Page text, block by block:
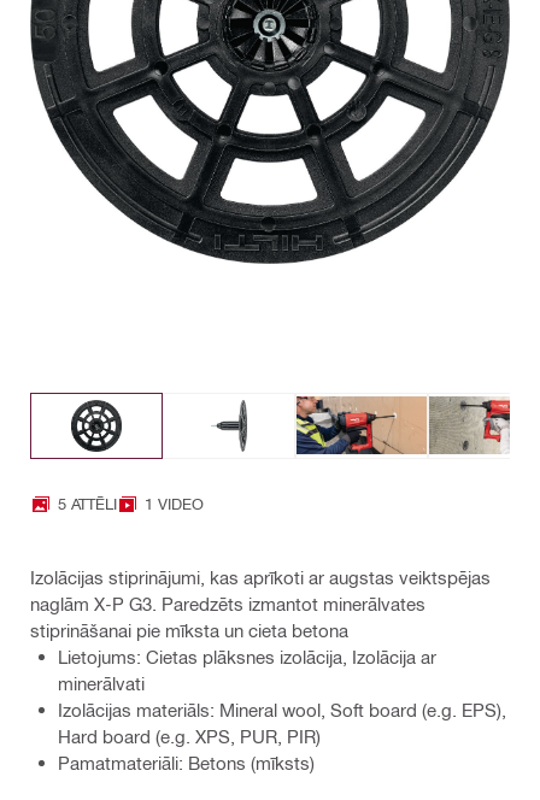
5 ATTĒLI 1 VIDEO
Izolācijas stiprinājumi, kas aprīkoti ar augstas veiktspējas
naglām X-P G3. Paredzēts izmantot minerālvates
stiprināšanai pie mīksta un cieta betona
Lietojums: Cietas plāksnes izolācija, Izolācija ar
minerālvati
Izolācijas materiāls: Mineral wool, Soft board (e.g. EPS),
Hard board (e.g. XPS, PUR, PIR)
Pamatmateriāli: Betons (mīksts)